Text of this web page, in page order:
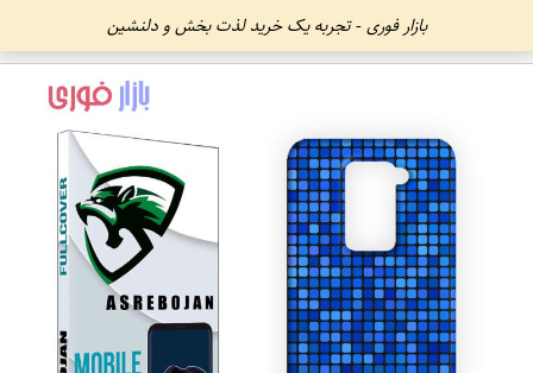
بازار فوری - تجربه یک خرید لذت بخش و دلنشین